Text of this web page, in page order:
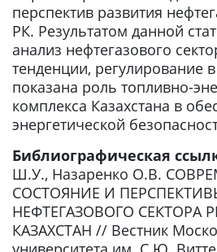
перспектив развития
РК. Результатом данной
анализ нефтегазового
тенденции, регулирование
показана роль топливно-
комплекса Казахстана в
энергетической
Библиографическая
Ш.У., Назаренко О.В.
СОСТОЯНИЕ И
НЕФТЕГАЗОВОГО СЕКТОРА
КАЗАХСТАН // Вестник